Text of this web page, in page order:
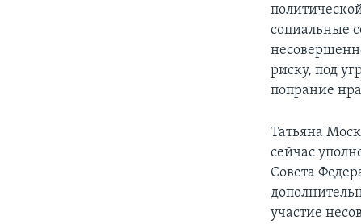
социальные
риску, под
попрание
Татьяна
сейчас
Совета
участие